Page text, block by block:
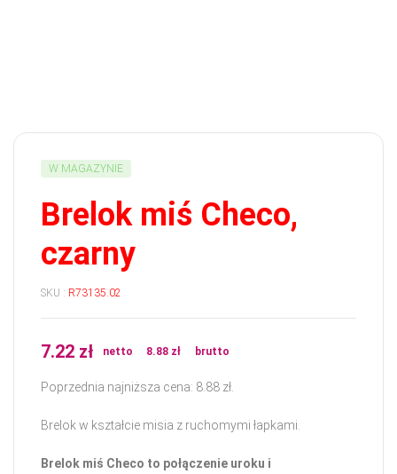
W MAGAZYNIE
Brelok miś Checo,
czarny
SKU : R73135.02
7.22 zł netto 8.88 zł brutto
Poprzednia najniższa cena: 8.88 zł
Brelok w kształcie misia z ruchomymi łapkami.
Brelok miś Checo to połączenie uroku i